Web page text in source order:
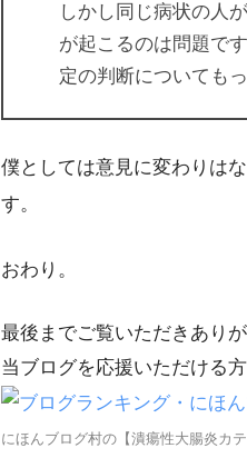
しかし同じ病状の人
が起こるのは問題で
定の判断についても
僕としては意見に変わりは
す。
おわり。
最後までご覧いただきあり
当ブログを応援いただける方
にほんブログ村の【潰瘍性大腸炎カ